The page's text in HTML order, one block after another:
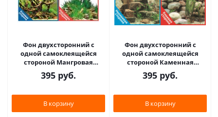
Фон двухсторонний с
одной самоклеящейся
стороной Мангровая
коряга/Подводный рельеф
30x60см 9030/9098
395 руб.
В корзину
Фон двухсторонний с
одной самоклеящейся
стороной Каменная
терасса/Каменный рельеф
30x60см 9023/9025+
395 руб.
В корзину